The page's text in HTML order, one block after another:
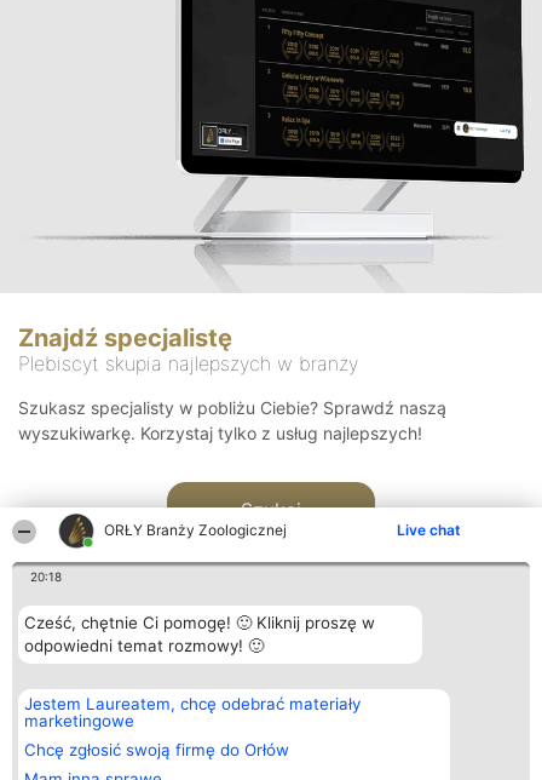
ORŁY Branży Zoologicznej Live chat
20:18
Cześć, chętnie Ci pomogę! 🙂 Kliknij proszę w
odpowiedni temat rozmowy! 🙂
Jestem Laureatem, chcę odebrać materiały
marketingowe
Chcę zgłosić swoją firmę do Orłów
Znajdź specjalistę
Plebiscyt skupia najlepszych w branży
Szukasz specjalisty w pobliżu Ciebie? Sprawdź naszą
wyszukiwarkę. Korzystaj tylko z usług najlepszych!
Szukaj
Organizator plebiscytu
Bright Side Solutions sp. z o.
o. sp. k.
ul. Ruska 22
Wrocław 50-079
Plebiscyt
Laureaci
wszystkich
Laureatów
Kontakt
Kontakt